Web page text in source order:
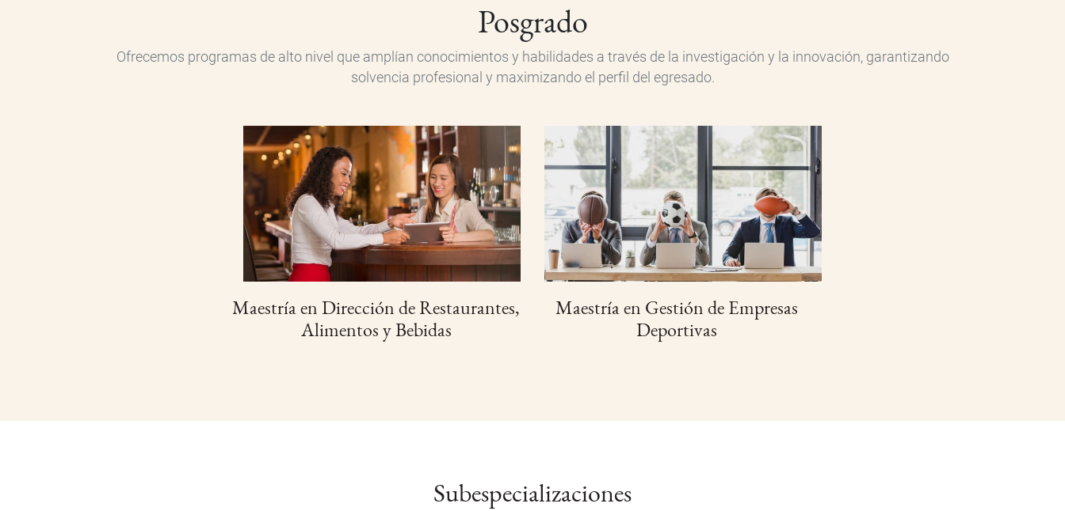
Posgrado
Ofrecemos programas de alto nivel que amplían conocimientos y habilidades a través de la investigación y la innovación, garantizando
solvencia profesional y maximizando el perfil del egresado.
Maestría en Dirección de Restaurantes,
Alimentos y Bebidas
Maestría en Gestión de Empresas
Deportivas
Subespecializaciones